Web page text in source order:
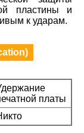
пластины и
к ударам.
платы